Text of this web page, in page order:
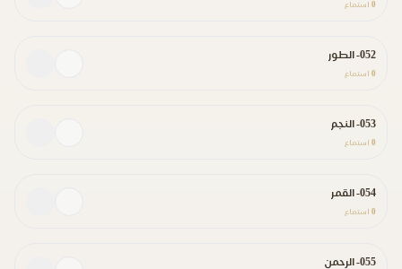
0 استماع
052- الطور
0 استماع
053- النجم
0 استماع
054- القمر
0 استماع
055- الرحمن